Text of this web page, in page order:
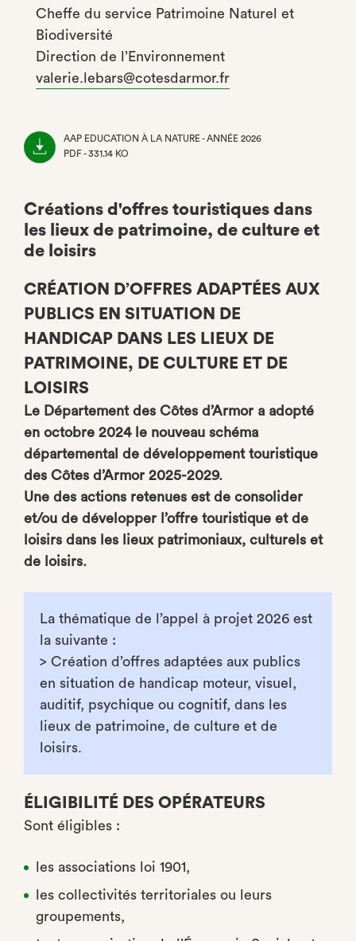
Cheffe du service Patrimoine Naturel et
Biodiversité
Direction de l’Environnement
valerie.lebars@cotesdarmor.fr
AAP EDUCATION À LA NATURE - ANNÉE 2026
PDF - 331.14 KO
Créations d'offres touristiques dans
les lieux de patrimoine, de culture et
de loisirs
CRÉATION D’OFFRES ADAPTÉES AUX
PUBLICS EN SITUATION DE
HANDICAP DANS LES LIEUX DE
PATRIMOINE, DE CULTURE ET DE
LOISIRS
Le Département des Côtes d’Armor a adopté
en octobre 2024 le nouveau schéma
départemental de développement touristique
des Côtes d’Armor 2025-2029.
Une des actions retenues est de consolider
et/ou de développer l’offre touristique et de
loisirs dans les lieux patrimoniaux, culturels et
de loisirs.
La thématique de l’appel à projet 2026 est
la suivante :
> Création d’offres adaptées aux publics
en situation de handicap moteur, visuel,
auditif, psychique ou cognitif, dans les
lieux de patrimoine, de culture et de
loisirs.
ÉLIGIBILITÉ DES OPÉRATEURS
Sont éligibles :
les associations loi 1901,
les collectivités territoriales ou leurs
groupements,